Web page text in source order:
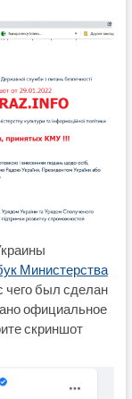
Министерства
чего был сделан
официальное
скриншот